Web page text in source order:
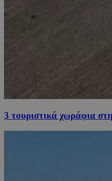
3 τουριστικά χωράφια